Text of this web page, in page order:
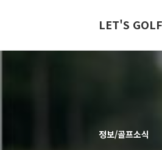
LET'S
정보/골프소식